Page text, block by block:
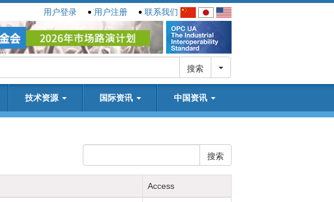
用户登录 用户注册 联系我们
搜索 切换下拉
技术资源 国际资讯 中国资讯
搜索
Access